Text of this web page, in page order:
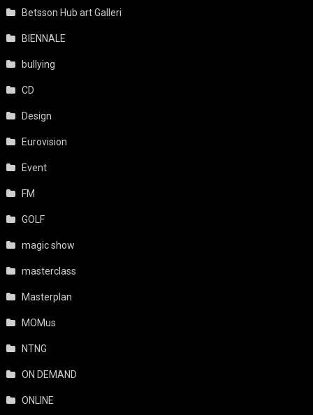
Betsson Hub art Galleri
BIENNALE
bullying
CD
Design
Eurovision
Event
FM
GOLF
magic show
masterclass
Masterplan
MOMus
NTNG
ON DEMAND
ONLINE